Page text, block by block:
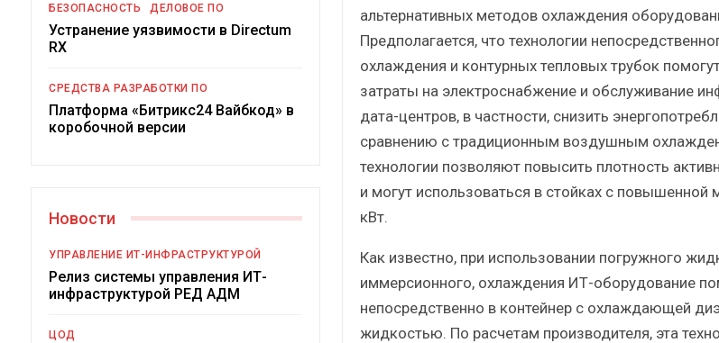
альтернативных методов охлаждения
Предполагается, что технологии
охлаждения и контурных тепловых трубок
затраты на электроснабжение и обслуживание
дата-центров, в частности, снизить
сравнению с традиционным воздушным
технологии позволяют повысить плотность
и могут использоваться в стойках с
кВт.
Как известно, при использовании погружного
иммерсионного, охлаждения ИТ-оборудование
непосредственно в контейнер с охлаждающей
жидкостью. По расчетам производителя, эта
БЕЗОПАСНОСТЬ ДЕЛОВОЕ ПО
Устранение уязвимости в Directum
RX
СРЕДСТВА РАЗРАБОТКИ ПО
Платформа «Битрикс24 Вайбкод» в
коробочной версии
Новости
УПРАВЛЕНИЕ ИТ-ИНФРАСТРУКТУРОЙ
Релиз системы управления ИТ-
инфраструктурой РЕД АДМ
ЦОД
ИБП
Подкосят ли глобальные угрозы
российский рынок ИБП?